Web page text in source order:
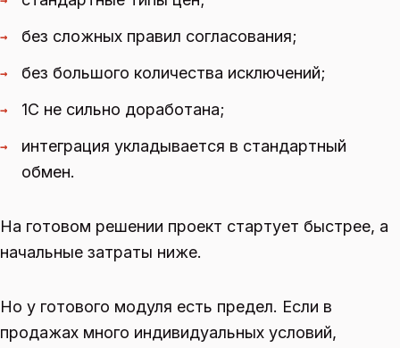
→ без сложных правил согласования;
→ без большого количества исключений;
→ 1С не сильно доработана;
→
интеграция укладывается в стандартный
обмен.
На готовом решении проект стартует быстрее, а
начальные затраты ниже.
Но у готового модуля есть предел. Если в
продажах много индивидуальных условий,